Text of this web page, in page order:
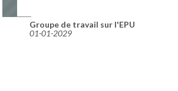
Groupe de travail sur l'EPU
01-01-2029